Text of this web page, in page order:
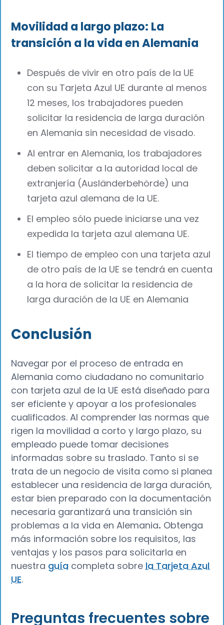
Movilidad a largo plazo: La
transición a la vida en Alemania
Después de vivir en otro país de la UE
con su Tarjeta Azul UE durante al menos
12 meses, los trabajadores pueden
solicitar la residencia de larga duración
en Alemania sin necesidad de visado.
Al entrar en Alemania, los trabajadores
deben solicitar a la autoridad local de
extranjería (Ausländerbehörde) una
tarjeta azul alemana de la UE.
El empleo sólo puede iniciarse una vez
expedida la tarjeta azul alemana UE.
El tiempo de empleo con una tarjeta azul
de otro país de la UE se tendrá en cuenta
a la hora de solicitar la residencia de
larga duración de la UE en Alemania
Conclusión
Navegar por el proceso de entrada en
Alemania como ciudadano no comunitario
con tarjeta azul de la UE está diseñado para
ser eficiente y apoyar a los profesionales
cualificados. Al comprender las normas que
rigen la movilidad a corto y largo plazo, su
empleado puede tomar decisiones
informadas sobre su traslado. Tanto si se
trata de un negocio de visita como si planea
establecer una residencia de larga duración,
estar bien preparado con la documentación
necesaria garantizará una transición sin
problemas a la vida en Alemania. Obtenga
más información sobre los requisitos, las
ventajas y los pasos para solicitarla en
nuestra guía completa sobre la Tarjeta Azul
UE.
Preguntas frecuentes sobre